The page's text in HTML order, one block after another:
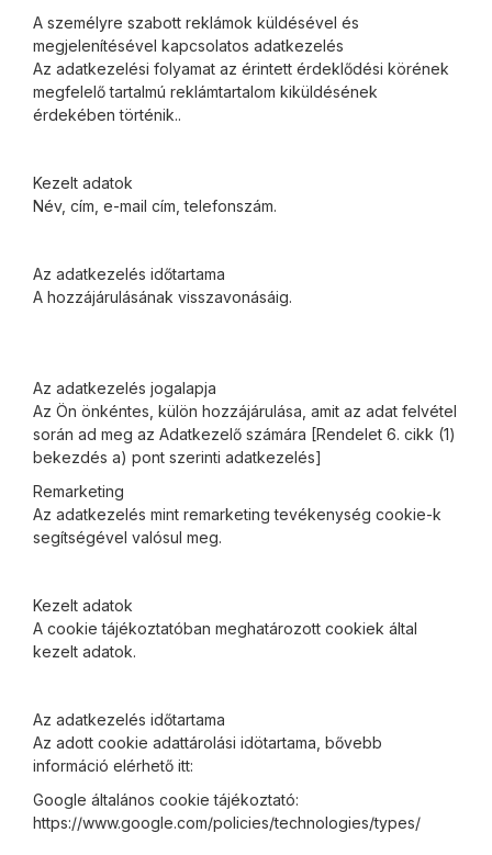
A személyre szabott reklámok küldésével és
megjelenítésével kapcsolatos adatkezelés
Az adatkezelési folyamat az érintett érdeklődési körének
megfelelő tartalmú reklámtartalom kiküldésének
érdekében történik..
Kezelt adatok
Név, cím, e-mail cím, telefonszám.
Az adatkezelés időtartama
A hozzájárulásának visszavonásáig.
Az adatkezelés jogalapja
Az Ön önkéntes, külön hozzájárulása, amit az adat felvétel
során ad meg az Adatkezelő számára [Rendelet 6. cikk (1)
bekezdés a) pont szerinti adatkezelés]
Remarketing
Az adatkezelés mint remarketing tevékenység cookie-k
segítségével valósul meg.
Kezelt adatok
A cookie tájékoztatóban meghatározott cookiek által
kezelt adatok.
Az adatkezelés időtartama
Az adott cookie adattárolási idötartama, bővebb
információ elérhető itt:
Google általános cookie tájékoztató:
https://www.google.com/policies/technologies/types/